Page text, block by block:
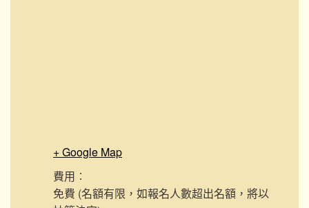
+ Google Map
費用︰
免費 (名額有限，如報名人數超出名額，將以